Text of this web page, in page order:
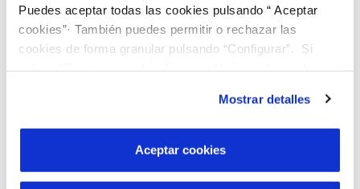
Puedes aceptar todas las cookies pulsando “ Aceptar
cookies”· También puedes permitir o rechazar las
cookies de forma granular pulsando “Configurar”. Si
son indispensables para que el sitio web funcione y que
por tanto no se pueden desactivar. Puedes consultar
más información en nuestraPolítica de Cookies
Mostrar detalles
Aceptar cookies